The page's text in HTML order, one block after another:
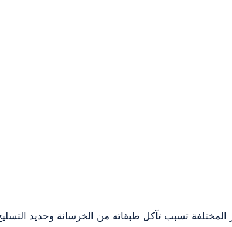
المختلفة تسبب تآكل طبقاته من الخرسانة وحديد